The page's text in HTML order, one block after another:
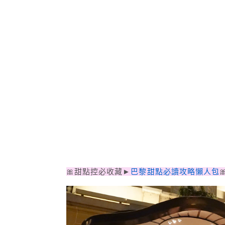
🎀甜點控必收藏► 巴黎甜點必讀攻略懶人包